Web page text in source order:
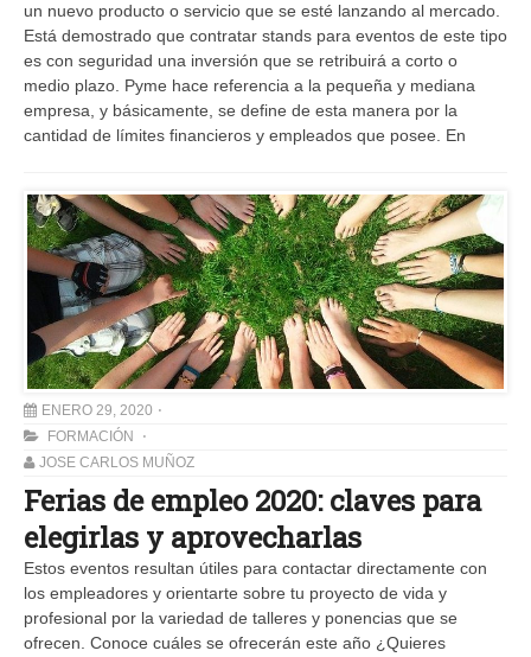
un nuevo producto o servicio que se esté lanzando al mercado.
Está demostrado que contratar stands para eventos de este tipo
es con seguridad una inversión que se retribuirá a corto o
medio plazo. Pyme hace referencia a la pequeña y mediana
empresa, y básicamente, se define de esta manera por la
cantidad de límites financieros y empleados que posee. En
ENERO 29, 2020
FORMACIÓN
JOSE CARLOS MUÑOZ
Ferias de empleo 2020: claves para
elegirlas y aprovecharlas
Estos eventos resultan útiles para contactar directamente con
los empleadores y orientarte sobre tu proyecto de vida y
profesional por la variedad de talleres y ponencias que se
ofrecen. Conoce cuáles se ofrecerán este año ¿Quieres